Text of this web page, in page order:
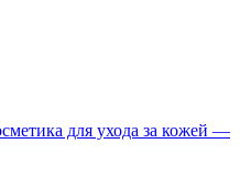
для ухода за кожей —